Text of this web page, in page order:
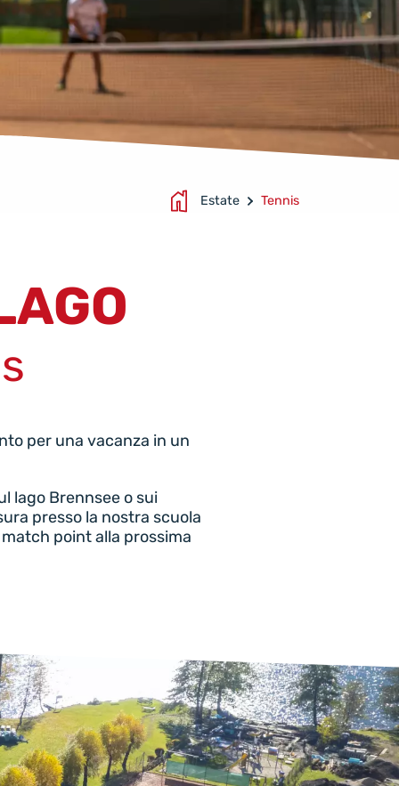
Estate Tennis
per una vacanza in un
lago Brennsee o sui
presso la nostra scuola
point alla prossima